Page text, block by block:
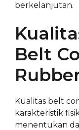
berkelanjutan.
Belt
Kualitas belt
karakteristik
menentukan